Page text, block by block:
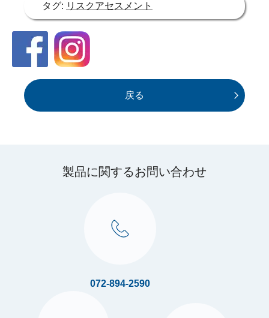
タグ: リスクアセスメント
戻る
製品に関するお問い合わせ
072-894-2590